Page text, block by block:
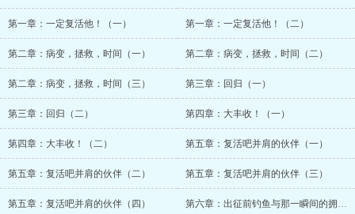
第一章：一定复活他！（一） 第一章：一定复活他！（二）
第二章：病变，拯救，时间（一） 第二章：病变，拯救，时间（二）
第二章：病变，拯救，时间（三） 第三章：回归（一）
第三章：回归（二） 第四章：大丰收！（一）
第四章：大丰收！（二） 第五章：复活吧并肩的伙伴（一）
第五章：复活吧并肩的伙伴（二） 第五章：复活吧并肩的伙伴（三）
第五章：复活吧并肩的伙伴（四） 第六章：出征前钓鱼与那一瞬间的拥抱（一）